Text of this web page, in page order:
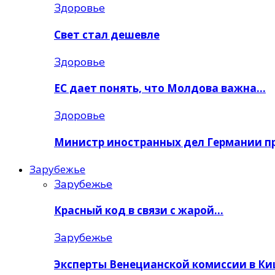
Здоровье
Свет стал дешевле
Здоровье
ЕС дает понять, что Молдова важна…
Здоровье
Министр иностранных дел Германии
Зарубежье
Зарубежье
Красный код в связи с жарой…
Зарубежье
Эксперты Венецианской комиссии в